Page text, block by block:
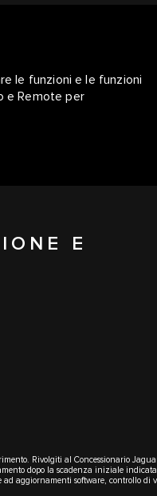
le funzioni e le funzioni
e Remote per
E
Rivolgiti al Concessionario
dopo la scadenza iniziale
aggiornamenti software, controllo